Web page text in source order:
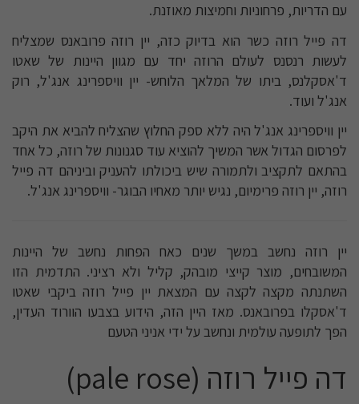
עם הדריות, פרחוניות וחמיצות מאוזנת.
דה פייל רוזה כשר הוא בדיוק כזה, יין רוזה פרובאנס שמצליח
לעשות רנסנס לעולם הרוזה יחד עם מגוון היינות של שאטו
ד'אסקלנס, ביתו של המלאך הלוחש- יין וויספרינג אנג'ל, רוק
אנג'ל ועוד.
יין וויספרינג אנג'ל היה ללא ספק החלוץ שהצליח להביא את היקב
לפרסום הגדול אשר המשיך להוציא עוד סגנונות של רוזה, כל אחד
בהתאם לתקציב ולתמורה שיש ביכולתו להעניק וביניהם דה פייל
רוזה, יין רוזה פרימיום, נגיש יותר מאחיו הבוגר- וויספרינג אנג'ל.
יין רוזה נחשב במשך שנים כאח הפחות נחשב של היינות
המשובחים, מוצר קייצי מובהק, קליל ולא רציני. התדמית הזו
השתנתה מקצה לקצה עם המצאת יין פייל רוזה ביקבי שאטו
ד'אסקלו בפרובאנס. מאז היין הזה, הידוע בצבעו הוורוד העדין,
הפך לתופעה עולמית ונחשב על ידי אניני הטעם
דה פייל רוזה (pale rose)